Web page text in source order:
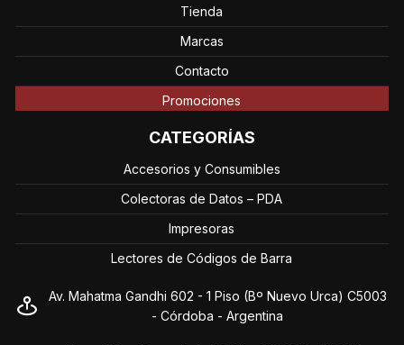
Tienda
Marcas
Contacto
Promociones
CATEGORÍAS
Accesorios y Consumibles
Colectoras de Datos – PDA
Impresoras
Lectores de Códigos de Barra
Av. Mahatma Gandhi 602 - 1 Piso (Bº Nuevo Urca) C5003
- Córdoba - Argentina